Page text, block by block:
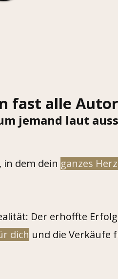
fast alle
jemand laut
dem dein ganzes
Der erhoffte
dich und die Verkäufe